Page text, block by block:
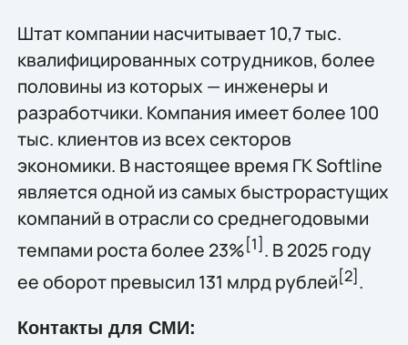
Штат компании насчитывает 10,7 тыс.
квалифицированных сотрудников, более
половины из которых — инженеры и
разработчики. Компания имеет более 100
тыс. клиентов из всех секторов
экономики. В настоящее время ГК Softline
является одной из самых быстрорастущих
компаний в отрасли со среднегодовыми
темпами роста более 23%[1] . В 2025 году
ее оборот превысил 131 млрд рублей[2].
Контакты для СМИ: